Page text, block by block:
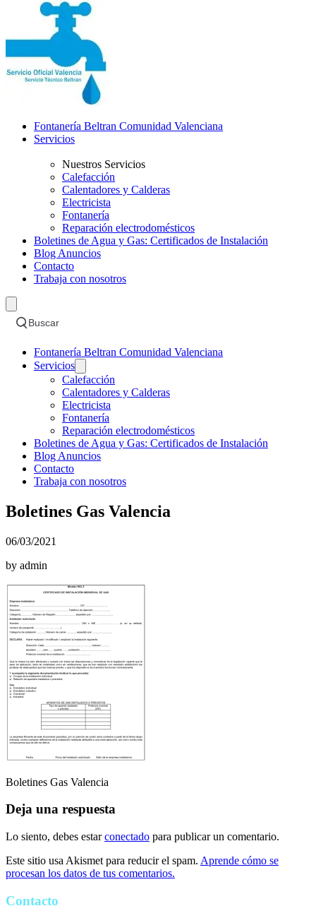
Fontanería Beltran Comunidad Valenciana
Servicios
Nuestros Servicios
Calefacción
Calentadores y Calderas
Electricista
Fontanería
Reparación electrodomésticos
Boletines de Agua y Gas: Certificados de Instalación
Blog Anuncios
Contacto
Trabaja con nosotros
Buscar
Fontanería Beltran Comunidad Valenciana
Servicios
Calefacción
Calentadores y Calderas
Electricista
Fontanería
Reparación electrodomésticos
Boletines de Agua y Gas: Certificados de Instalación
Blog Anuncios
Contacto
Trabaja con nosotros
Boletines Gas Valencia
06/03/2021
by admin
Boletines Gas Valencia
Deja una respuesta
Lo siento, debes estarconectado para publicar un comentario.
Este sitio usa Akismet para reducir el spam. Aprende cómo se
procesan los datos de tus comentarios.
Contacto